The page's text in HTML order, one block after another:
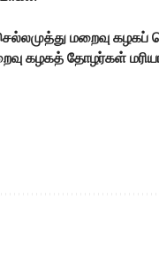
மறைவு கழகப்
கழகத் தோழர்கள்